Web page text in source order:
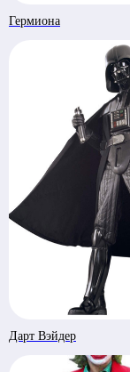
Гермиона
Дарт Вэйдер
СОЗДАЕМ
Общество с ограниченной
УНП 193672988
г. Минск, 220014, переулок
д.60, пом. 208, секция 10.
р/с
в ЗАO "БСБ Банк" БИК
Директор Рубинчик В.И.